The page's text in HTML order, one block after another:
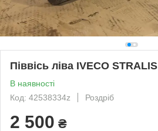
Піввісь ліва IVECO STRALIS
В наявності
Код: 42538334z
Роздріб
2 500 ₴